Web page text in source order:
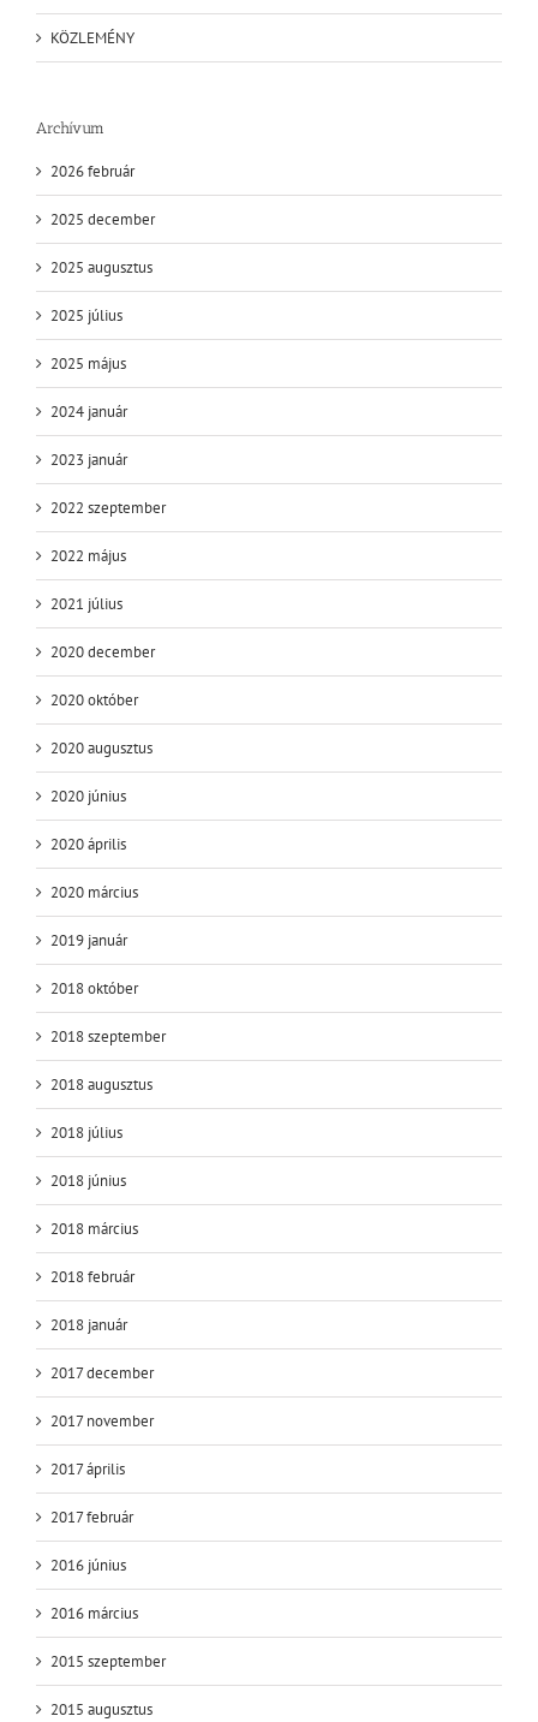
KÖZLEMÉNY
Archívum
2026 február
2025 december
2025 augusztus
2025 július
2025 május
2024 január
2023 január
2022 szeptember
2022 május
2021 július
2020 december
2020 október
2020 augusztus
2020 június
2020 április
2020 március
2019 január
2018 október
2018 szeptember
2018 augusztus
2018 július
2018 június
2018 március
2018 február
2018 január
2017 december
2017 november
2017 április
2017 február
2016 június
2016 március
2015 szeptember
2015 augusztus